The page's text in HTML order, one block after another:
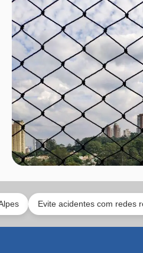
Evite acidentes com redes resistentes